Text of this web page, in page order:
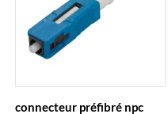
connecteur préfibré npc